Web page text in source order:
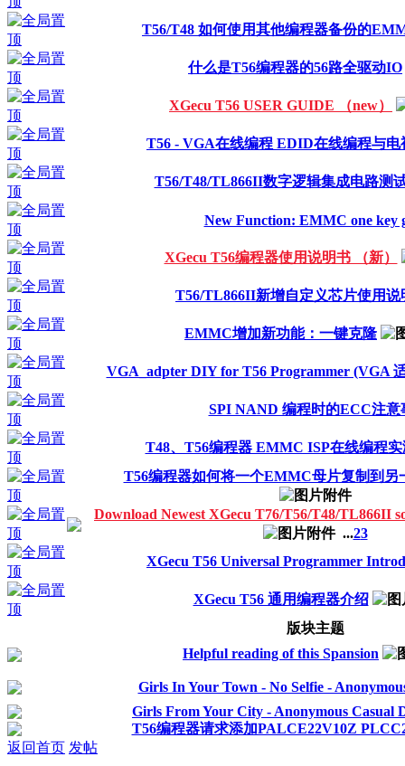
T56/T48 如何使用其他编程器备份的
什么是T56编程器的56路全驱动IO
XGecu T56 USER GUIDE （new）
T56 - VGA在线编程 EDID在线编程与电
T56/T48/TL866II数字逻辑集成电路测
New Function: EMMC one key
XGecu T56编程器使用说明书 （新）
T56/TL866II新增自定义芯片使用说
EMMC增加新功能：一键克隆
VGA_adpter DIY for T56 Programmer (VGA
SPI NAND 编程时的ECC注意
T48、T56编程器 EMMC ISP在线编程实
T56编程器如何将一个EMMC母片复制到另
Download Newest XGecu T76/T56/T48/TL866II
...23
XGecu T56 Universal Programmer
XGecu T56 通用编程器介绍
版块主题
Helpful reading of this Spansion
Girls In Your Town - No Selfie -
Girls From Your City - Anonymous Casual
T56编程器请求添加PALCE22V10Z
返回首页 发帖